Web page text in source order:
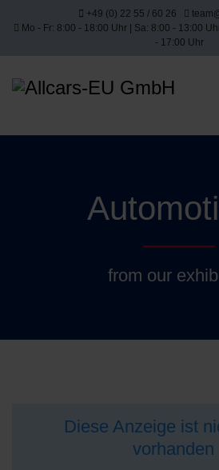
+49 (0) 22 55 / 60 26
Mo - Fr: 8:00 - 18:00 Uhr | Sa: 8:00 - 13:00
- 17:00 Uhr
from our
Diese Anzeige ist
vorhanden